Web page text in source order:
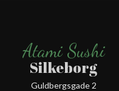
Atami Sushi
Silkeborg
Guldbergsgade 2